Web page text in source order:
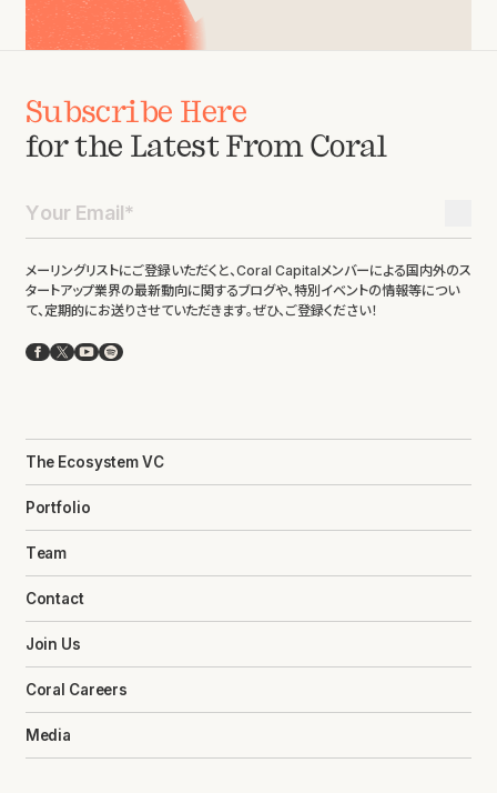
Subscribe Here
for the Latest From Coral
メーリングリストにご登録いただくと、Coral Capitalメンバーによる国内外のス
タートアップ業界の最新動向に関するブログや、特別イベントの情報等につい
て、定期的にお送りさせていただきます。ぜひ、ご登録ください！
Facebook
X YouTube
Spotify
The Ecosystem VC
Portfolio
Team
Contact
Join Us
Coral Careers
Media